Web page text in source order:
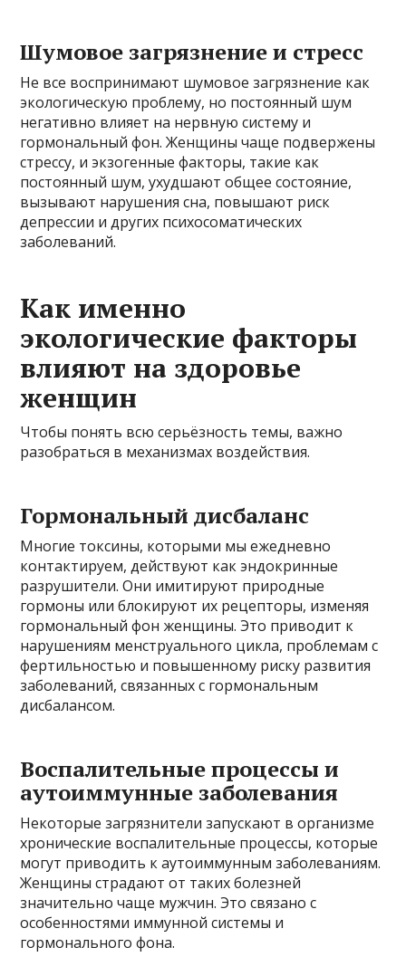
Шумовое загрязнение и стресс
Не все воспринимают шумовое загрязнение как
экологическую проблему, но постоянный шум
негативно влияет на нервную систему и
гормональный фон. Женщины чаще подвержены
стрессу, и экзогенные факторы, такие как
постоянный шум, ухудшают общее состояние,
вызывают нарушения сна, повышают риск
депрессии и других психосоматических
заболеваний.
Как именно
экологические факторы
влияют на здоровье
женщин
Чтобы понять всю серьёзность темы, важно
разобраться в механизмах воздействия.
Гормональный дисбаланс
Многие токсины, которыми мы ежедневно
контактируем, действуют как эндокринные
разрушители. Они имитируют природные
гормоны или блокируют их рецепторы, изменяя
гормональный фон женщины. Это приводит к
нарушениям менструального цикла, проблемам с
фертильностью и повышенному риску развития
заболеваний, связанных с гормональным
дисбалансом.
Воспалительные процессы и
аутоиммунные заболевания
Некоторые загрязнители запускают в организме
хронические воспалительные процессы, которые
могут приводить к аутоиммунным заболеваниям.
Женщины страдают от таких болезней
значительно чаще мужчин. Это связано с
особенностями иммунной системы и
гормонального фона.